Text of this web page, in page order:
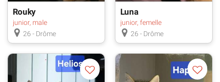
Rouky
junior, male
26 - Drôme
Luna
junior, femelle
26 - Drôme